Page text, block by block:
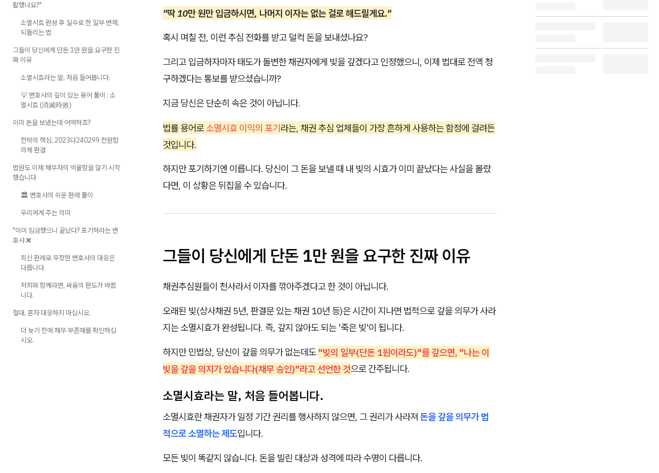
"딱 10만 원만 입금하시면, 나머지 이자는 없는 걸로 해드릴게요."
혹시 며칠 전, 이런 추심 전화를 받고 덜컥 돈을 보내셨나요?
그리고 입금하자마자 태도가 돌변한 채권자에게 빚을 갚겠다고 인정했으니, 이제 법대로 전액 청
구하겠다는 통보를 받으셨습니까?
지금 당신은 단순히 속은 것이 아닙니다.
법률 용어로소멸시효 이익의 포기라는, 채권 추심 업체들이 가장 흔하게 사용하는 함정에 걸려든
것입니다.
하지만 포기하기엔 이릅니다. 당신이 그 돈을 보낼 때 내 빚의 시효가 이미 끝났다는 사실을 몰랐
다면, 이 상황은 뒤집을 수 있습니다.
그들이 당신에게 단돈 1만 원을 요구한 진짜 이유
채권추심원들이 천사라서 이자를 깎아주겠다고 한 것이 아닙니다.
오래된 빚(상사채권 5년, 판결문 있는 채권 10년 등)은 시간이 지나면 법적으로 갚을 의무가 사라
지는 소멸시효가 완성됩니다. 즉, 갚지 않아도 되는 '죽은 빚'이 됩니다.
하지만 민법상, 당신이 갚을 의무가 없는데도 "빚의 일부(단돈 1원이라도)"를 갚으면, "나는 이
빚을 갚을 의지가 있습니다(채무 승인)"라고 선언한 것으로 간주됩니다.
소멸시효라는 말, 처음 들어봅니다.
소멸시효란 채권자가 일정 기간 권리를 행사하지 않으면, 그 권리가 사라져 돈을 갚을 의무가 법
적으로 소멸하는 제도입니다.
모든 빚이 똑같지 않습니다. 돈을 빌린 대상과 성격에 따라 수명이 다릅니다.
활했나요?"
소멸시효 완성 후 실수로 한 일부 변제,
되돌리는 법
그들이 당신에게 단돈 1만 원을 요구한 진
짜 이유
소멸시효라는 말, 처음 들어봅니다.
💡 변호사의 깊이 있는 용어 풀이 : 소
멸시효 (消滅時效)
이미 돈을 보냈는데 어떡하죠?
전략의 핵심, 2023다240299 전원합
의체 판결
법원도 이제 채무자의 억울함을 알기 시작
했습니다
🏛️ 변호사의 쉬운 판례 풀이
우리에게 주는 의미
"이미 입금했으니 끝났다? 포기하라는 변
호사 ❌
최신 판례로 무장한 변호사의 대응은
다릅니다.
저희와 함께라면, 싸움의 판도가 바뀝
니다.
절대, 혼자 대응하지 마십시오.
더 늦기 전에 채무 부존재를 확인하십
시오.